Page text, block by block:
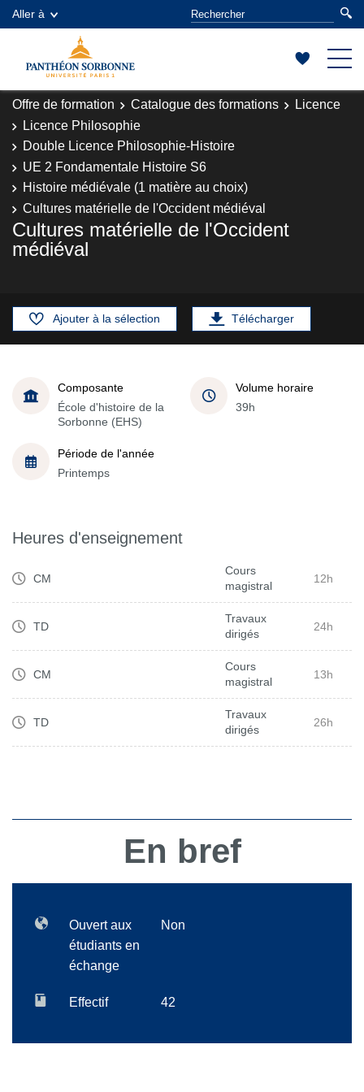
Aller à
Offre de formation Catalogue des formations
Licence
Licence Philosophie
Double Licence Philosophie-Histoire
UE 2 Fondamentale Histoire S6
Histoire médiévale (1 matière au choix)
Cultures matérielle de l'Occident médiéval
Cultures matérielle de l'Occident
médiéval
Ajouter à la sélection Télécharger
Composante
École d'histoire de la
Sorbonne (EHS)
Volume horaire
39h
Période de l'année
Printemps
Heures d'enseignement
CM
Cours
magistral
12h
TD
Travaux
dirigés
24h
CM
Cours
magistral
13h
TD
Travaux
dirigés
26h
En bref
Ouvert aux
étudiants en
échange
Non
Effectif 42